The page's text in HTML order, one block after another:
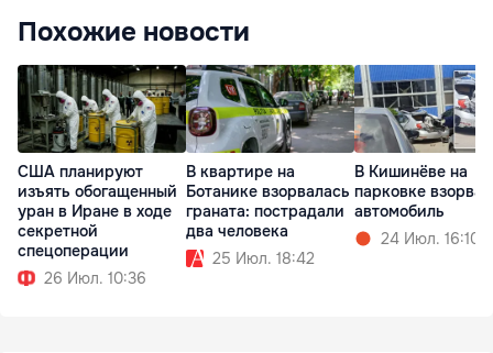
Похожие новости
США планируют
изъять обогащенный
уран в Иране в ходе
секретной
спецоперации
26 Июл. 10:36
В квартире на
Ботанике взорвалась
граната: пострадали
два человека
25 Июл. 18:42
В Кишинёве на
парковке
автомобиль
24 Июл. 16:10